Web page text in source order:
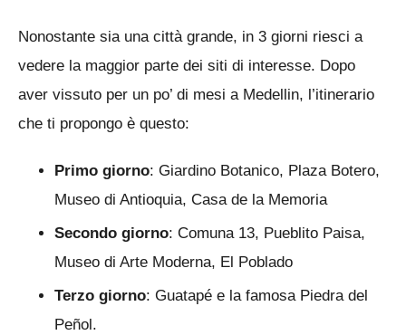
Nonostante sia una città grande, in 3 giorni riesci a
vedere la maggior parte dei siti di interesse. Dopo
aver vissuto per un po’ di mesi a Medellin, l’itinerario
che ti propongo è questo:
Primo giorno: Giardino Botanico, Plaza Botero,
Museo di Antioquia, Casa de la Memoria
Secondo giorno: Comuna 13, Pueblito Paisa,
Museo di Arte Moderna, El Poblado
Terzo giorno: Guatapé e la famosa Piedra del
Peñol.